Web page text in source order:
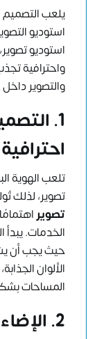
يلعب
استوديو
استوديو
واحترافية
والتصوير داخل
1.
تلعب الهوية
تصوير، لذلك
تصوير
الخدمات.
حيث يجب أن
الألوان
المساحات
2.